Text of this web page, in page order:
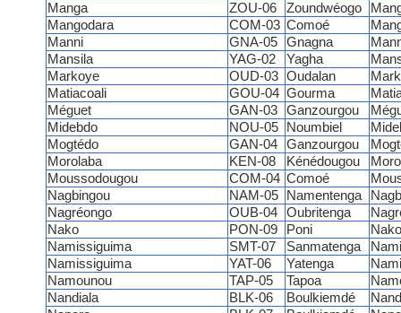
Manga
ZOU-06 Zoundwéogo
Mangodara
COM-03 Comoé
Manni
GNA-05 Gnagna
Mansila
YAG-02 Yagha
Markoye
OUD-03 Oudalan
Matiacoali
GOU-04 Gourma
Méguet
GAN-03 Ganzourgou
Midebdo
NOU-05 Noumbiel
Mogtédo
GAN-04 Ganzourgou
Morolaba
KEN-08 Kénédougou
Moussodougou
COM-04 Comoé
Nagbingou
NAM-05 Namentenga
Nagréongo
OUB-04 Oubritenga
Nako
PON-09 Poni
Nako
Namissiguima
SMT-07 Sanmatenga
Namissiguima
YAT-06 Yatenga
Namounou
TAP-05 Tapoa
Nandiala
BLK-06 Boulkiemdé